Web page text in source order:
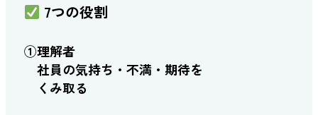
7つの役割
①理解者
社員の気持ち・不満・期待を
くみ取る